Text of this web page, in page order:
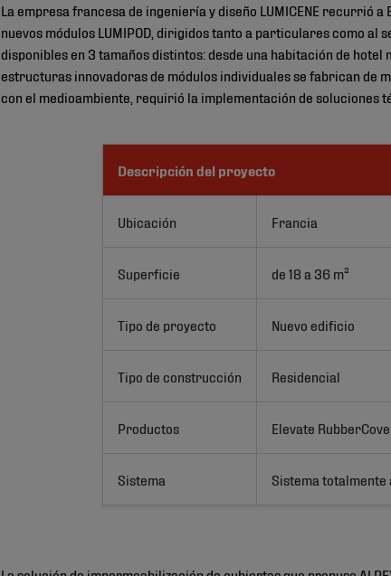
La empresa francesa de ingeniería y diseño LUMICENE recurrió
nuevos módulos LUMIPOD, dirigidos tanto a particulares como
disponibles en 3 tamaños distintos: desde una habitación de
estructuras innovadoras de módulos individuales se fabrican de
con el medioambiente, requirió la implementación de soluciones
Descripción del proyecto
Ubicación Francia
Superficie de 18 a 36 m²
Tipo de proyecto Nuevo edificio
Tipo de construcción Residencial
Productos Elevate
Sistema Sistema totalmente